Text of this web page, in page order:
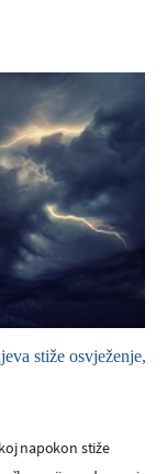
stiže osvježenje,
napokon stiže